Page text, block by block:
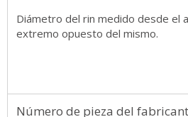
Diámetro del rin medido desde el
extremo opuesto del mismo.
Número de pieza del